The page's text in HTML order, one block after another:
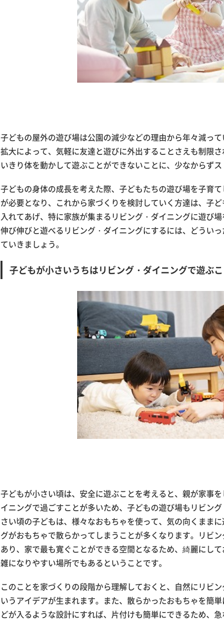
子どもの屋外の遊び場は公園の減少などの理由から年々減っ
拡大によって、気軽に友達と遊びに外出することさえも制限
いきり体を動かして遊ぶことができないことに、少なからずス
子どもの身体の成長を考えた際、子どもたちの遊び場を子育
が必要となり、これから家づくりを検討していく方達は、子
入れてあげ、特に家族が集まるリビング・ダイニングに遊び
伸び伸びと遊べるリビング・ダイニングにするには、どうい
ていきましょう。
子どもが小さいうちはリビング・ダイニングで遊ぶ
子どもが小さい頃は、安全に遊ぶことを考えると、親が家事
イニングで過ごすことが多いため、子どもの遊び場もリビン
さい頃の子どもは、様々なおもちゃを使って、気の向くまま
グがおもちゃで散らかってしまうことが多くなります。リビ
あり、家で最も寛ぐことができる空間となるため、綺麗にし
雑になりやすい場所でもあるということです。
このことを家づくりの段階から理解しておくと、自然にリビ
いうアイデアが生まれます。また、散らかったおもちゃを簡
どが入るような設計にすれば、片付けも簡単にできるため、